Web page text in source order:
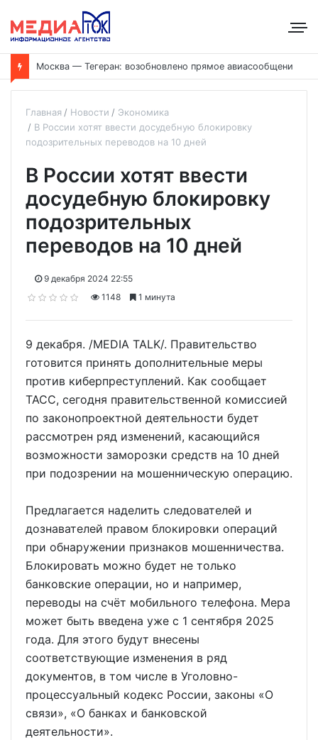
Москва — Тегеран: возобновлено прямое авиасообщение
Главная Новости
Экономика
В России хотят ввести досудебную блокировку
подозрительных переводов на 10 дней
В России хотят ввести
досудебную блокировку
подозрительных
переводов на 10 дней
9 декабря 2024 22:55
1148
1 минута
9 декабря. /MEDIA TALK/. Правительство
готовится принять дополнительные меры
против киберпреступлений. Как сообщает
ТАСС, сегодня правительственной комиссией
по законопроектной деятельности будет
рассмотрен ряд изменений, касающийся
возможности заморозки средств на 10 дней
при подозрении на мошенническую операцию.
Предлагается наделить следователей и
дознавателей правом блокировки операций
при обнаружении признаков мошенничества.
Блокировать можно будет не только
банковские операции, но и например,
переводы на счёт мобильного телефона. Мера
может быть введена уже с 1 сентября 2025
года. Для этого будут внесены
соответствующие изменения в ряд
документов, в том числе в Уголовно-
процессуальный кодекс России, законы «О
связи», «О банках и банковской
деятельности».